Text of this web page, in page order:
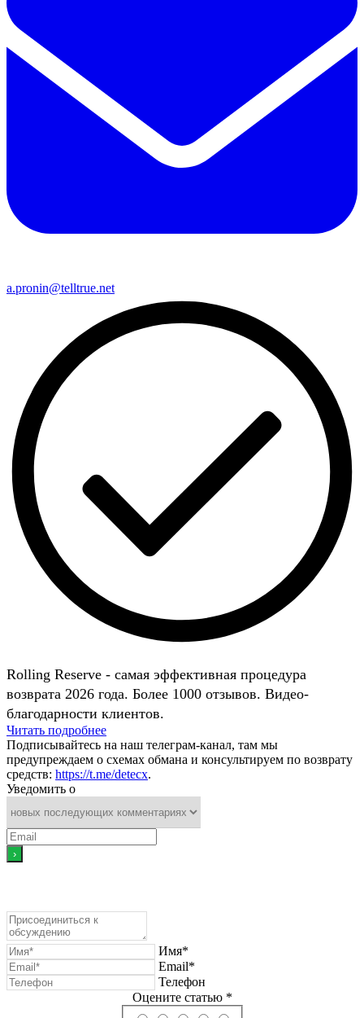
a.pronin@telltrue.net
Rolling Reserve - самая эффективная процедура
возврата 2026 года. Более 1000 отзывов. Видео-
благодарности клиентов.
Читать подробнее
Подписывайтесь на наш телеграм-канал, там мы
предупреждаем о схемах обмана и консультируем по возврату
средств: https://t.me/detecx.
Уведомить о
Имя*
Email*
Телефон
Оцените статью *